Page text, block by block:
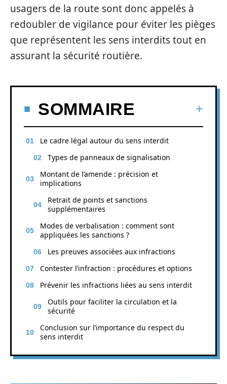
usagers de la route sont donc appelés à
redoubler de vigilance pour éviter les pièges
que représentent les sens interdits tout en
assurant la sécurité routière.
SOMMAIRE
Le cadre légal autour du sens interdit
Types de panneaux de signalisation
Montant de l’amende : précision et
implications
Retrait de points et sanctions
supplémentaires
Modes de verbalisation : comment sont
appliquées les sanctions ?
Les preuves associées aux infractions
Contester l’infraction : procédures et options
Prévenir les infractions liées au sens interdit
Outils pour faciliter la circulation et la
sécurité
Conclusion sur l’importance du respect du
sens interdit